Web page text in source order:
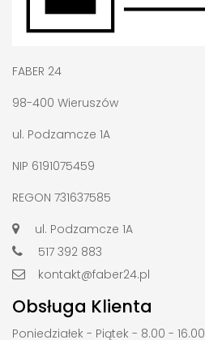
FABER 24
98-400 Wieruszów
ul. Podzamcze 1A
NIP 6191075459
REGON 731637585
ul. Podzamcze 1A
517 392 883
kontakt@faber24.pl
Obsługa Klienta
Poniedziałek - Piątek - 8.00 - 16.00